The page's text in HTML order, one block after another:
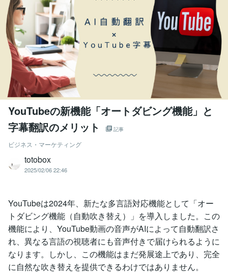
YouTubeの新機能「オートダビング機能」と
字幕翻訳のメリット
記事
ビジネス・マーケティング
totobox
2025/02/06 22:46
YouTubeは2024年、新たな多言語対応機能として「オー
トダビング機能（自動吹き替え）」を導入しました。この
機能により、YouTube動画の音声がAIによって自動翻訳さ
れ、異なる言語の視聴者にも音声付きで届けられるように
なります。しかし、この機能はまだ発展途上であり、完全
に自然な吹き替えを提供できるわけではありません。